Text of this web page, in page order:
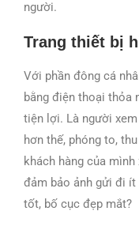
người.
Trang thiết bị
Với phần đông cá
bằng điện thoại
tiện lợi. Là người
hơn thế, phóng to,
khách hàng của
đảm bảo ảnh gửi đi ít
tốt, bố cục đẹp mắt?